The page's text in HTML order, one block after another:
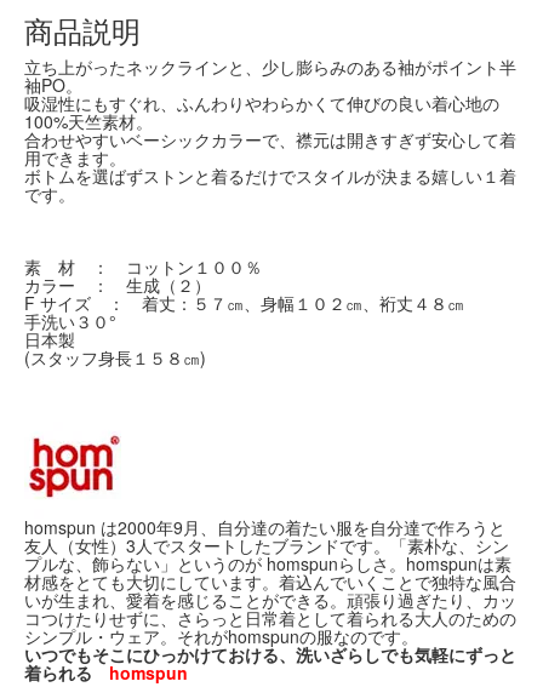
商品説明
立ち上がったネックラインと、少し膨らみのある袖がポイント半
袖PO。
吸湿性にもすぐれ、ふんわりやわらかくて伸びの良い着心地の
100%天竺素材。
合わせやすいベーシックカラーで、襟元は開きすぎず安心して着
用できます。
ボトムを選ばずストンと着るだけでスタイルが決まる嬉しい１着
です。
素 材 ： コットン１００％
カラー ： 生成（２）
F サイズ ： 着丈：５７㎝、身幅１０２㎝、裄丈４８㎝
手洗い３０°
日本製
(スタッフ身長１５８㎝)
homspun は2000年9月、自分達の着たい服を自分達で作ろうと
友人（女性）3人でスタートしたブランドです。「素朴な、シン
プルな、飾らない」というのが homspunらしさ。homspunは素
材感をとても大切にしています。着込んでいくことで独特な風合
いが生まれ、愛着を感じることができる。頑張り過ぎたり、カッ
コつけたりせずに、さらっと日常着として着られる大人のための
シンプル・ウェア。それがhomspunの服なのです。
いつでもそこにひっかけておける、洗いざらしでも気軽にずっと
着られる homspun